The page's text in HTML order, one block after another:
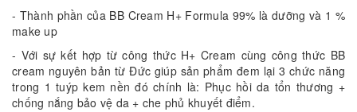
- Thành phần của BB Cream H+ Formula 99% là dưỡng và 1 %
make up
- Với sự kết hợp từ công thức H+ Cream cùng công thức BB
cream nguyên bản từ Đức giúp sản phẩm đem lại 3 chức năng
trong 1 tuýp kem nền đó chính là: Phục hồi da tổn thương +
chống nắng bảo vệ da + che phủ khuyết điểm.